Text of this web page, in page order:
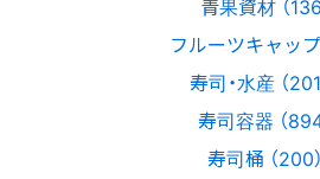
フルーツキャップ
寿司・水産 （
寿司容器 （894
寿司桶 （200）